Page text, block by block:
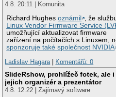
4.8. 20:11 | Komunita
Richard Hughesoznámil
, že
Linux Vendor Firmware Service
umožňující aktualizovat firmware
zařízení na počítačích s Linuxem,
sponzoruje také společnost NVIDIA
Ladislav Hagara | Komentářů: 0
SlideRshow, prohlížeč fotek, ale i
jejich organizér a prezentátor
4.8. 12:22 | Zajímavý software